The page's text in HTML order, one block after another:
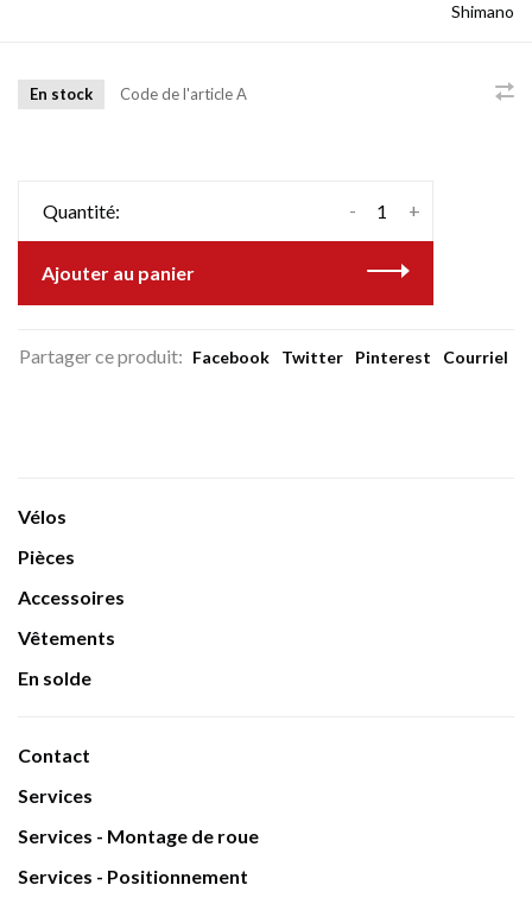
Shimano
En stock Code de l'articleA
Quantité: +
-
Ajouter au panier
Partager ce produit: Facebook Twitter Pinterest Courriel
Vélos
Pièces
Accessoires
Vêtements
En solde
Contact
Services
Services - Montage de roue
Services - Positionnement